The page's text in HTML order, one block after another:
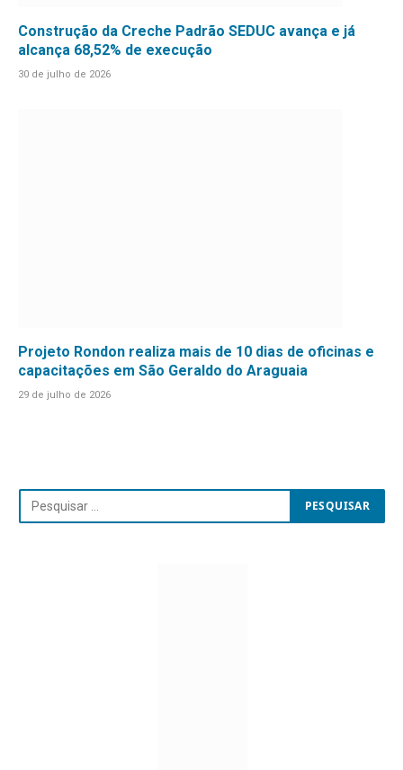
Construção da Creche Padrão SEDUC avança e já
alcança 68,52% de execução
30 de julho de 2026
Projeto Rondon realiza mais de 10 dias de oficinas e
capacitações em São Geraldo do Araguaia
29 de julho de 2026